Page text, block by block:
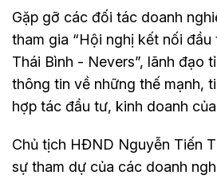
Gặp gỡ các đối tác doanh
tham gia “Hội nghị kết nối
Thái Bình - Nevers”, lãnh đạo
thông tin về những thế mạnh,
hợp tác đầu tư, kinh doanh
Chủ tịch HĐND Nguyễn Tiến
sự tham dự của các doanh